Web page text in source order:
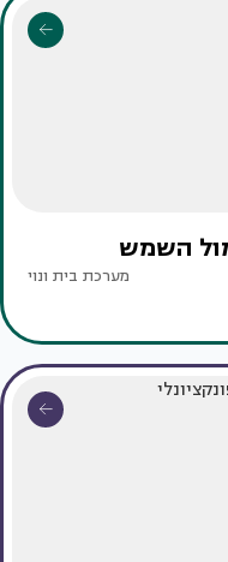
השמש
מערכת בית ונוי